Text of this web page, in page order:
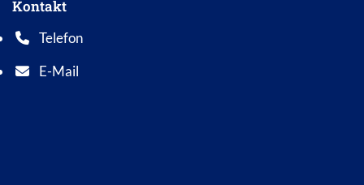
Kontakt
Telefon
Telefonnummer: 0 5 6 2 1 7 0 1 0
E-Mail
E-Mail Adresse: info@bad-wildungen.de